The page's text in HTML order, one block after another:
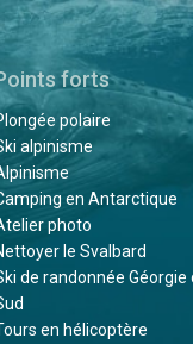
forts
polaire
alpinisme
en Antarctique
photo
le Svalbard
de randonnée Géorgie
en hélicoptère